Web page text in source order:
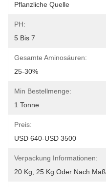
Pflanzliche Quelle
PH:
5 Bis 7
Gesamte Aminosäuren:
25-30%
Min Bestellmenge:
1 Tonne
Preis:
USD 640-USD 3500
Verpackung Informationen:
20 Kg, 25 Kg Oder Nach Maß